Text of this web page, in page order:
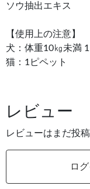
ソウ抽出エキス
【使用上の注意】
犬：体重10㎏未満
猫：1ピペット
レビュー
レビューはまだ投
ロ